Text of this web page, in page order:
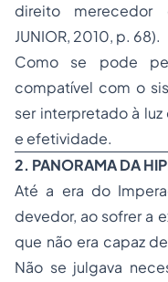
direito merecedor
JUNIOR, 2010, p. 68).
Como se pode
compatível com o
ser interpretado à
e efetividade.
2. PANORAMA DA
Até a era do
devedor, ao sofrer a
que não era capaz
Não se julgava